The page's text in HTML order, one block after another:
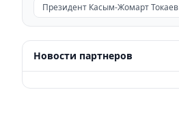
Президент Касым-Жомарт Токаев
Новости партнеров